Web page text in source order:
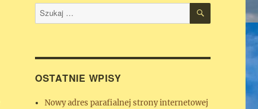
Szukaj: SZUKAJ
OSTATNIE WPISY
Nowy adres parafialnej strony internetowej